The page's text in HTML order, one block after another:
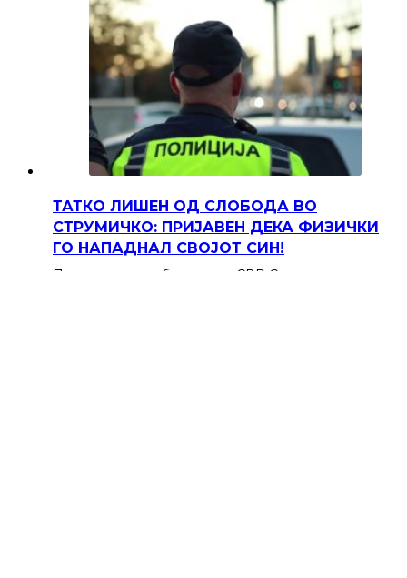
ТАТКО ЛИШЕН ОД СЛОБОДА ВО
СТРУМИЧКО: ПРИЈАВЕН ДЕКА ФИЗИЧКИ
ГО НАПАДНАЛ СВОЈОТ СИН!
Полициски службеници од СВР Струмица утрово